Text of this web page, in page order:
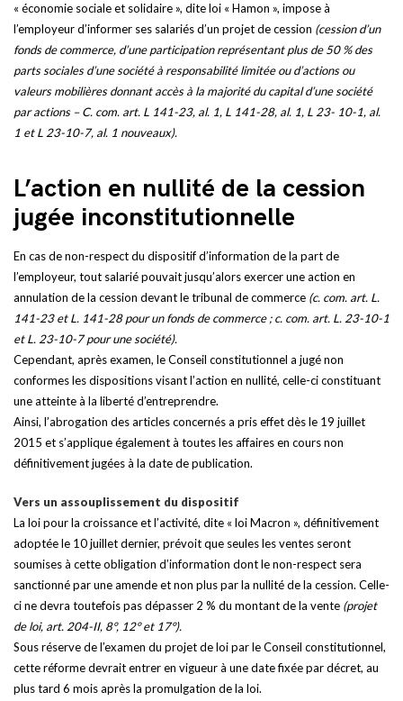
« économie sociale et solidaire », dite loi « Hamon », impose à
l’employeur d’informer ses salariés d’un projet de cession (cession d’un
fonds de commerce, d’une participation représentant plus de 50 % des
parts sociales d’une société à responsabilité limitée ou d’actions ou
valeurs mobilières donnant accès à la majorité du capital d’une société
par actions – C. com. art. L 141-23, al. 1, L 141-28, al. 1, L 23- 10-1, al.
1 et L 23-10-7, al. 1 nouveaux).
L’action en nullité de la cession
jugée inconstitutionnelle
En cas de non-respect du dispositif d’information de la part de
l’employeur, tout salarié pouvait jusqu’alors exercer une action en
annulation de la cession devant le tribunal de commerce (c. com. art. L.
141-23 et L. 141-28 pour un fonds de commerce ; c. com. art. L. 23-10-1
et L. 23-10-7 pour une société).
Cependant, après examen, le Conseil constitutionnel a jugé non
conformes les dispositions visant l’action en nullité, celle-ci constituant
une atteinte à la liberté d’entreprendre.
Ainsi, l’abrogation des articles concernés a pris effet dès le 19 juillet
2015 et s’applique également à toutes les affaires en cours non
définitivement jugées à la date de publication.
Vers un assouplissement du dispositif
La loi pour la croissance et l’activité, dite « loi Macron », définitivement
adoptée le 10 juillet dernier, prévoit que seules les ventes seront
soumises à cette obligation d’information dont le non-respect sera
sanctionné par une amende et non plus par la nullité de la cession. Celle-
ci ne devra toutefois pas dépasser 2 % du montant de la vente (projet
de loi, art. 204-II, 8°, 12° et 17°).
Sous réserve de l’examen du projet de loi par le Conseil constitutionnel,
cette réforme devrait entrer en vigueur à une date fixée par décret, au
plus tard 6 mois après la promulgation de la loi.